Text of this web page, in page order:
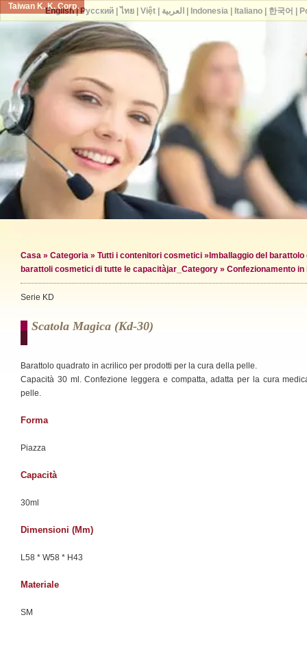
Taiwan K. K. Corp.
Casa » Categoria » Tutti i contenitori cosmetici » Imballaggio del
barattoli cosmetici di tutte le capacitàjar_Category » Confezionamento
Serie KD
Scatola Magica (kd-30)
Barattolo quadrato in acrilico per prodotti per la cura della pelle.
Capacità 30 ml. Confezione leggera e compatta, adatta per la cura
pelle.
Forma
Piazza
Capacità
30ml
Dimensioni (mm)
L58 * W58 * H43
Materiale
SM
English| Русский| ไทย| Việt| العربية Indonesia| Italiano| 한국어